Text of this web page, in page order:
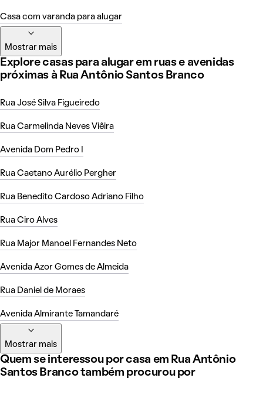
Casa com varanda para alugar
Mostrar mais
Explore casas para alugar em ruas e avenidas
próximas à Rua Antônio Santos Branco
Rua José Silva Figueiredo
Rua Carmelinda Neves Viêira
Avenida Dom Pedro I
Rua Caetano Aurélio Pergher
Rua Benedito Cardoso Adriano Filho
Rua Ciro Alves
Rua Major Manoel Fernandes Neto
Avenida Azor Gomes de Almeida
Rua Daniel de Moraes
Avenida Almirante Tamandaré
Mostrar mais
Quem se interessou por casa em Rua Antônio
Santos Branco também procurou por